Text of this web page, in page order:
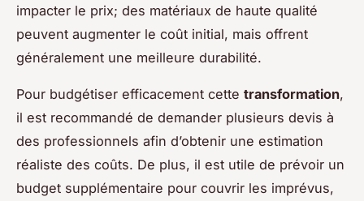
impacter le prix; des matériaux de haute qualité
peuvent augmenter le coût initial, mais offrent
généralement une meilleure durabilité.
Pour budgétiser efficacement cette transformation,
il est recommandé de demander plusieurs devis à
des professionnels afin d’obtenir une estimation
réaliste des coûts. De plus, il est utile de prévoir un
budget supplémentaire pour couvrir les imprévus,